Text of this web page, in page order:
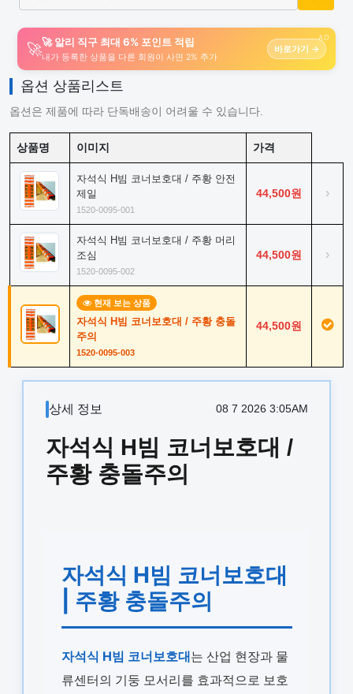
AD
🚀🚀 알리 직구 최대 6% 포인트 적립
내가 등록한 상품을 다른 회원이 사면 2% 추가
바로가기 →
옵션 상품리스트
옵션은 제품에 따라 단독배송이 어려울 수 있습니다.
상품명 이미지 가격
자석식 H빔 코너보호대 / 주황 안전
제일
1520-0095-001
44,500원 ›
자석식 H빔 코너보호대 / 주황 머리
조심
1520-0095-002
44,500원 ›
현재 보는 상품
자석식 H빔 코너보호대 / 주황 충돌
주의
1520-0095-003
44,500원
상세 정보 08 7 2026 3:05AM
자석식 H빔 코너보호대 /
주황 충돌주의
자석식 H빔 코너보호대
| 주황 충돌주의
자석식 H빔 코너보호대는 산업 현장과 물
류센터의 기둥 모서리를 효과적으로 보호